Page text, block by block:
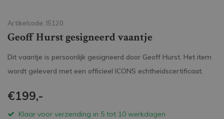
Artikelcode: I5120
Geoff Hurst gesigneerd vaantje
Dit vaantje is persoonlijk gesigneerd door Geoff Hurst. Het item
wordt geleverd met een officieel ICONS echtheidscertificaat.
€199,-
Klaar voor verzending in 5 tot 10 werkdagen